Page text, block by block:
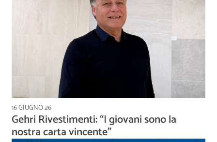
16 GIUGNO 26
Gehri Rivestimenti: “I giovani sono la
nostra carta vincente”